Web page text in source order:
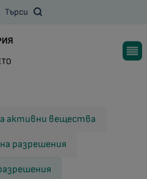
Търси
активни вещества
разрешения